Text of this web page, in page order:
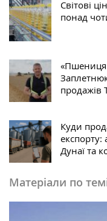
Світові
понад
«Пшениця
продажів
Куди
експорту:
Дунаї та
Матеріали по